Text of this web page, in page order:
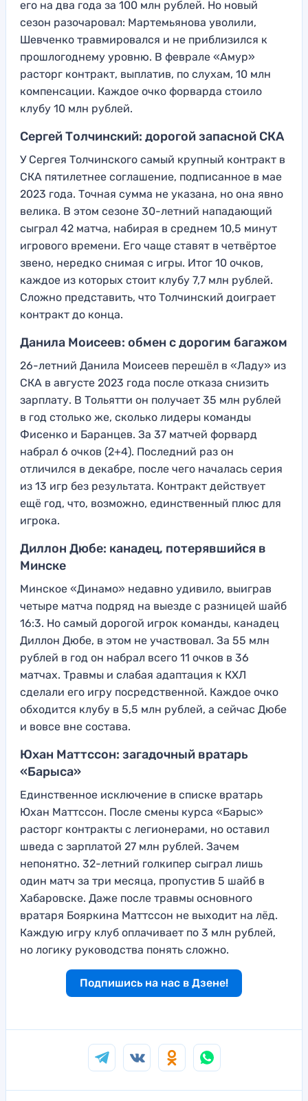
его на два года за 100 млн рублей. Но новый
сезон разочаровал: Мартемьянова уволили,
Шевченко травмировался и не приблизился к
прошлогоднему уровню. В феврале «Амур»
расторг контракт, выплатив, по слухам, 10 млн
компенсации. Каждое очко форварда стоило
клубу 10 млн рублей.
Сергей Толчинский: дорогой запасной СКА
У Сергея Толчинского самый крупный контракт в
СКА пятилетнее соглашение, подписанное в мае
2023 года. Точная сумма не указана, но она явно
велика. В этом сезоне 30-летний нападающий
сыграл 42 матча, набирая в среднем 10,5 минут
игрового времени. Его чаще ставят в четвёртое
звено, нередко снимая с игры. Итог 10 очков,
каждое из которых стоит клубу 7,7 млн рублей.
Сложно представить, что Толчинский доиграет
контракт до конца.
Данила Моисеев: обмен с дорогим багажом
26-летний Данила Моисеев перешёл в «Ладу» из
СКА в августе 2023 года после отказа снизить
зарплату. В Тольятти он получает 35 млн рублей
в год столько же, сколько лидеры команды
Фисенко и Баранцев. За 37 матчей форвард
набрал 6 очков (2+4). Последний раз он
отличился в декабре, после чего началась серия
из 13 игр без результата. Контракт действует
ещё год, что, возможно, единственный плюс для
игрока.
Диллон Дюбе: канадец, потерявшийся в
Минске
Минское «Динамо» недавно удивило, выиграв
четыре матча подряд на выезде с разницей шайб
16:3. Но самый дорогой игрок команды, канадец
Диллон Дюбе, в этом не участвовал. За 55 млн
рублей в год он набрал всего 11 очков в 36
матчах. Травмы и слабая адаптация к КХЛ
сделали его игру посредственной. Каждое очко
обходится клубу в 5,5 млн рублей, а сейчас Дюбе
и вовсе вне состава.
Юхан Маттссон: загадочный вратарь
«Барыса»
Единственное исключение в списке вратарь
Юхан Маттссон. После смены курса «Барыс»
расторг контракты с легионерами, но оставил
шведа с зарплатой 27 млн рублей. Зачем
непонятно. 32-летний голкипер сыграл лишь
один матч за три месяца, пропустив 5 шайб в
Хабаровске. Даже после травмы основного
вратаря Бояркина Маттссон не выходит на лёд.
Каждую игру клуб оплачивает по 3 млн рублей,
но логику руководства понять сложно.
Подпишись на нас в Дзене!